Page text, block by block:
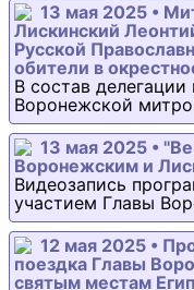
13 мая 2025 •
Лискинский
Русской
обители в
В состав
Воронежской
13 мая 2025 •
Воронежским и
Видеозапись
участием Главы
12 мая 2025 •
поездка Главы
святым местам